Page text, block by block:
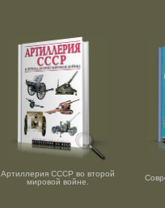
Артиллерия СССР во второй
мировой войне.